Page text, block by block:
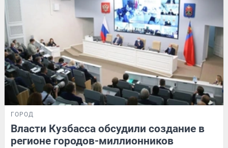
ГОРОД
Власти Кузбасса обсудили создание в
регионе городов-миллионников